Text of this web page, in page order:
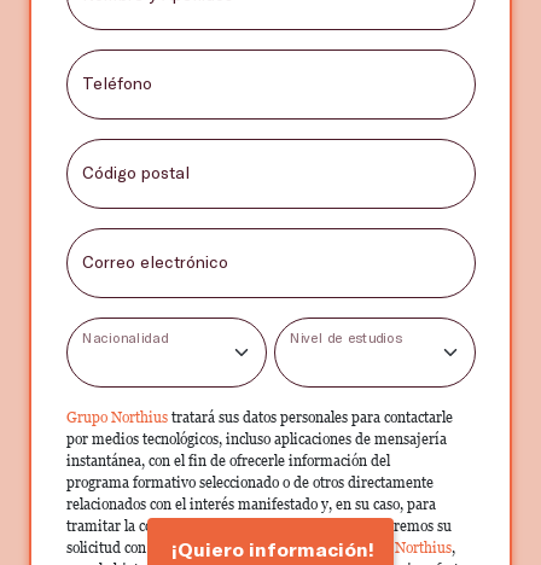
Teléfono
Código postal
Correo electrónico
Nacionalidad Nivel de estudios
Grupo Northius tratará sus datos personales para contactarle
por medios tecnológicos, incluso aplicaciones de mensajería
instantánea, con el fin de ofrecerle información del
programa formativo seleccionado o de otros directamente
relacionados con el interés manifestado y, en su caso, para
tramitar la contratación correspondiente. Compartiremos su
solicitud con las empresas que conforman elGrupo Northius,
¡Quiero información!